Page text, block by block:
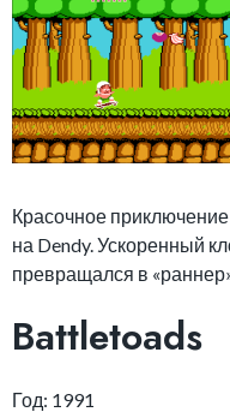
Красочное
на Dendy. Ускоренный
превращался в
Battletoads
Год: 1991